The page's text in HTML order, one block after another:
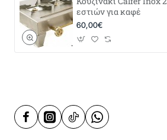
εστιών για καφέ
60,00€